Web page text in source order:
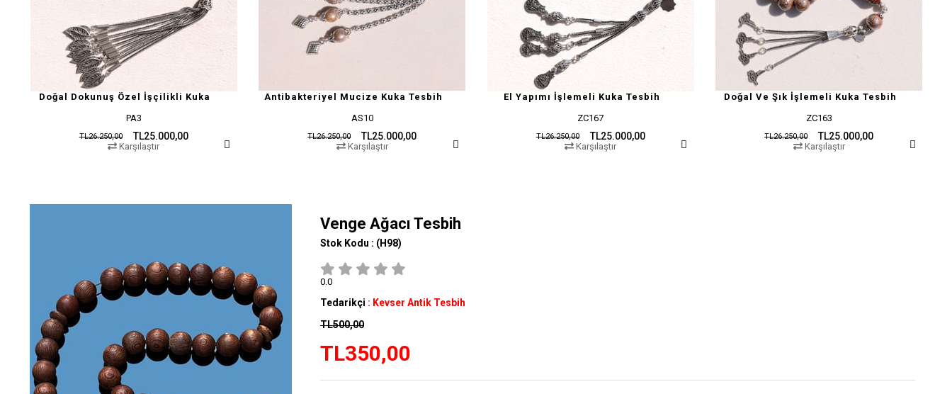
Doğal Dokunuş Özel İşçilikli Kuka
PA3
TL25.000,00
TL26.250,00
Karşılaştır
Antibakteriyel Mucize Kuka Tesbih
AS10
TL25.000,00
TL26.250,00
Karşılaştır
El Yapımı İşlemeli Kuka Tesbih
ZC167
TL25.000,00
TL26.250,00
Karşılaştır
Doğal Ve Şık İşlemeli Kuka Tesbih
ZC163
TL25.000,00
TL26.250,00
Karşılaştır
Venge Ağacı Tesbih
Stok Kodu : (H98)
0.0
Tedarikçi : Kevser Antik Tesbih
TL500,00
TL350,00